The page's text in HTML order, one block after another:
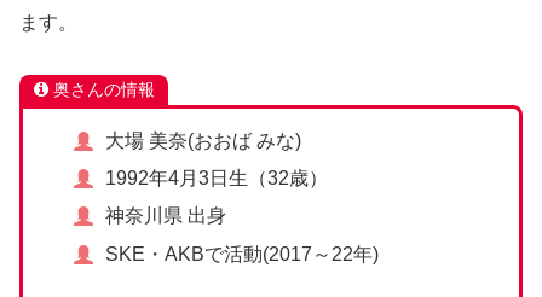
ます。
奥さんの情報
大場 美奈(おおば みな)
1992年4月3日生（32歳）
神奈川県 出身
SKE・AKBで活動(2017～22年)